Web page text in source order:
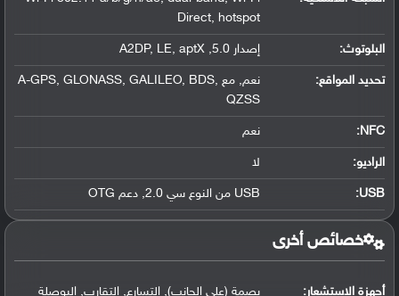
Direct, hotspot
البلوتوث: إصدار 5.0, A2DP, LE, aptX
تحديد المواقع:
نعم, مع A-GPS, GLONASS, GALILEO, BDS,
QZSS
NFC
: نعم
الراديو: لا
USB
: USB من النوع سي 2.0, دعم OTG
خصائص أخرى
أجهزة الاستشعار: بصمة (على الجانب), التسارع, التقارب, البوصلة